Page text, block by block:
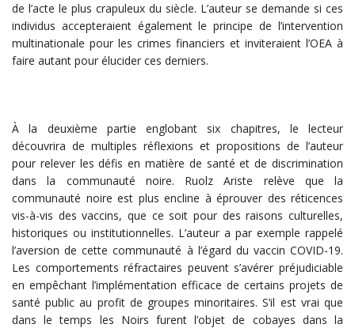
de l’acte le plus crapuleux du siècle. L’auteur se demande si ces
individus accepteraient également le principe de l’intervention
multinationale pour les crimes financiers et inviteraient l’OEA à
faire autant pour élucider ces derniers.
À la deuxième partie englobant six chapitres, le lecteur
découvrira de multiples réflexions et propositions de l’auteur
pour relever les défis en matière de santé et de discrimination
dans la communauté noire. Ruolz Ariste relève que la
communauté noire est plus encline à éprouver des réticences
vis-à-vis des vaccins, que ce soit pour des raisons culturelles,
historiques ou institutionnelles. L’auteur a par exemple rappelé
l’aversion de cette communauté à l’égard du vaccin COVID-19.
Les comportements réfractaires peuvent s’avérer préjudiciable
en empêchant l’implémentation efficace de certains projets de
santé public au profit de groupes minoritaires. S’il est vrai que
dans le temps les Noirs furent l’objet de cobayes dans la